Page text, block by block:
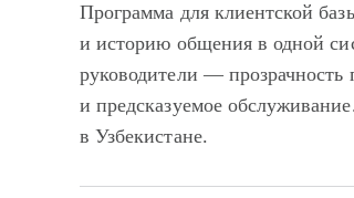
Программа для клиентской
и историю общения в одной
руководители —
и предсказуемое
в Узбекистане.